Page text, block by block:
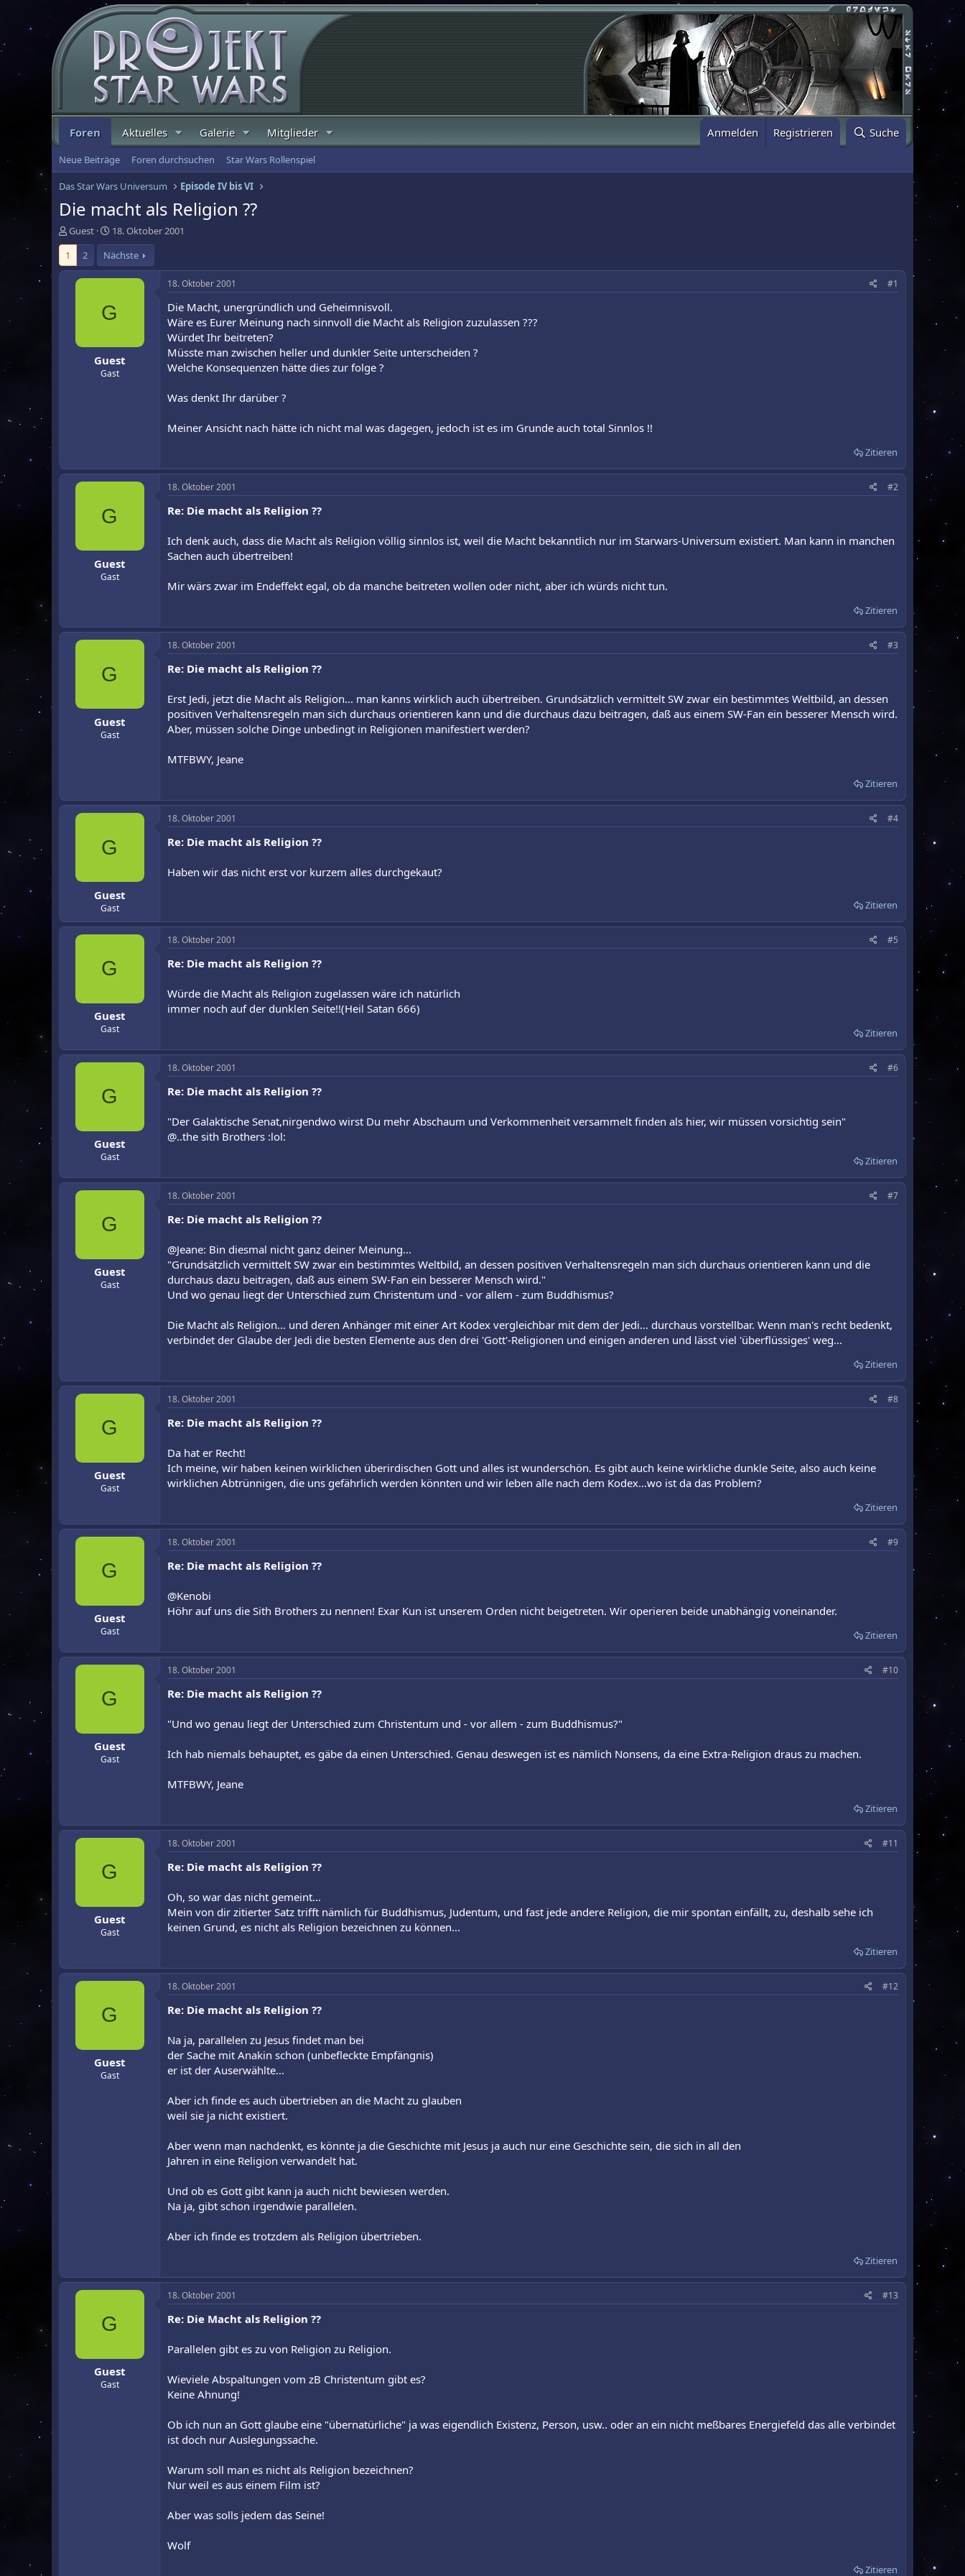
Foren Aktuelles Galerie Mitglieder Anmelden Registrieren Suche
Neue Beiträge Foren durchsuchen Star Wars Rollenspiel
Das Star Wars Universum Episode IV bis VI
Die macht als Religion ??
E
r
s
t
Guest
E
r
s
t
e
l
t
m
18. Oktober 2001
1
2 Nächste
G
Guest
Gast
18. Oktober 2001 #1
Die Macht, unergründlich und Geheimnisvoll.
Wäre es Eurer Meinung nach sinnvoll die Macht als Religion zuzulassen ???
Würdet Ihr beitreten?
Müsste man zwischen heller und dunkler Seite unterscheiden ?
Welche Konsequenzen hätte dies zur folge ?
Was denkt Ihr darüber ?
Meiner Ansicht nach hätte ich nicht mal was dagegen, jedoch ist es im Grunde auch total Sinnlos !!
Zitieren
G
Guest
Gast
18. Oktober 2001 #2
Re: Die macht als Religion ??
Ich denk auch, dass die Macht als Religion völlig sinnlos ist, weil die Macht bekanntlich nur im Starwars-Universum existiert. Man kann in manchen
Sachen auch übertreiben!
Mir wärs zwar im Endeffekt egal, ob da manche beitreten wollen oder nicht, aber ich würds nicht tun.
Zitieren
G
Guest
Gast
18. Oktober 2001 #3
Re: Die macht als Religion ??
Erst Jedi, jetzt die Macht als Religion... man kanns wirklich auch übertreiben. Grundsätzlich vermittelt SW zwar ein bestimmtes Weltbild, an dessen
positiven Verhaltensregeln man sich durchaus orientieren kann und die durchaus dazu beitragen, daß aus einem SW-Fan ein besserer Mensch wird.
Aber, müssen solche Dinge unbedingt in Religionen manifestiert werden?
MTFBWY, Jeane
Zitieren
G
Guest
Gast
18. Oktober 2001 #4
Re: Die macht als Religion ??
Haben wir das nicht erst vor kurzem alles durchgekaut?
Zitieren
G
Guest
Gast
18. Oktober 2001 #5
Re: Die macht als Religion ??
Würde die Macht als Religion zugelassen wäre ich natürlich
immer noch auf der dunklen Seite!!(Heil Satan 666)
Zitieren
G
Guest
Gast
18. Oktober 2001 #6
Re: Die macht als Religion ??
"Der Galaktische Senat,nirgendwo wirst Du mehr Abschaum und Verkommenheit versammelt finden als hier, wir müssen vorsichtig sein"
@..the sith Brothers :lol:
Zitieren
G
Guest
Gast
18. Oktober 2001 #7
Re: Die macht als Religion ??
@Jeane: Bin diesmal nicht ganz deiner Meinung...
"Grundsätzlich vermittelt SW zwar ein bestimmtes Weltbild, an dessen positiven Verhaltensregeln man sich durchaus orientieren kann und die
durchaus dazu beitragen, daß aus einem SW-Fan ein besserer Mensch wird."
Und wo genau liegt der Unterschied zum Christentum und - vor allem - zum Buddhismus?
Die Macht als Religion... und deren Anhänger mit einer Art Kodex vergleichbar mit dem der Jedi... durchaus vorstellbar. Wenn man's recht bedenkt,
verbindet der Glaube der Jedi die besten Elemente aus den drei 'Gott'-Religionen und einigen anderen und lässt viel 'überflüssiges' weg...
Zitieren
G
Guest
Gast
18. Oktober 2001 #8
Re: Die macht als Religion ??
Da hat er Recht!
Ich meine, wir haben keinen wirklichen überirdischen Gott und alles ist wunderschön. Es gibt auch keine wirkliche dunkle Seite, also auch keine
wirklichen Abtrünnigen, die uns gefährlich werden könnten und wir leben alle nach dem Kodex...wo ist da das Problem?
Zitieren
G
Guest
Gast
18. Oktober 2001 #9
Re: Die macht als Religion ??
@Kenobi
Höhr auf uns die Sith Brothers zu nennen! Exar Kun ist unserem Orden nicht beigetreten. Wir operieren beide unabhängig voneinander.
Zitieren
G
Guest
Gast
18. Oktober 2001 #10
Re: Die macht als Religion ??
"Und wo genau liegt der Unterschied zum Christentum und - vor allem - zum Buddhismus?"
Ich hab niemals behauptet, es gäbe da einen Unterschied. Genau deswegen ist es nämlich Nonsens, da eine Extra-Religion draus zu machen.
MTFBWY, Jeane
Zitieren
G
Guest
Gast
18. Oktober 2001 #11
Re: Die macht als Religion ??
Oh, so war das nicht gemeint...
Mein von dir zitierter Satz trifft nämlich für Buddhismus, Judentum, und fast jede andere Religion, die mir spontan einfällt, zu, deshalb sehe ich
keinen Grund, es nicht als Religion bezeichnen zu können...
Zitieren
G
Guest
Gast
18. Oktober 2001 #12
Re: Die macht als Religion ??
Na ja, parallelen zu Jesus findet man bei
der Sache mit Anakin schon (unbefleckte Empfängnis)
er ist der Auserwählte...
Aber ich finde es auch übertrieben an die Macht zu glauben
weil sie ja nicht existiert.
Aber wenn man nachdenkt, es könnte ja die Geschichte mit Jesus ja auch nur eine Geschichte sein, die sich in all den
Jahren in eine Religion verwandelt hat.
Und ob es Gott gibt kann ja auch nicht bewiesen werden.
Na ja, gibt schon irgendwie parallelen.
Aber ich finde es trotzdem als Religion übertrieben.
Zitieren
G
Guest
Gast
18. Oktober 2001 #13
Re: Die Macht als Religion ??
Parallelen gibt es zu von Religion zu Religion.
Wieviele Abspaltungen vom zB Christentum gibt es?
Keine Ahnung!
Ob ich nun an Gott glaube eine "übernatürliche" ja was eigendlich Existenz, Person, usw.. oder an ein nicht meßbares Energiefeld das alle verbindet
ist doch nur Auslegungssache.
Warum soll man es nicht als Religion bezeichnen?
Nur weil es aus einem Film ist?
Aber was solls jedem das Seine!
Wolf
Zitieren